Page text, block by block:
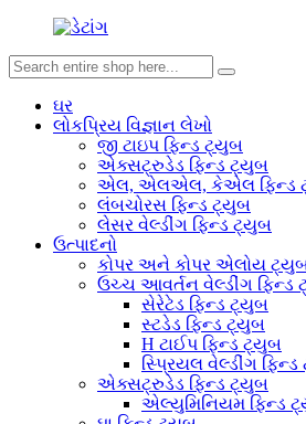
ઘર
લોકપ્રિય વિજ્ઞાન લેખો
જી ટાઇપ ફિન્ડ ટ્યુબ
એક્સટ્રુડેડ ફિન્ડ ટ્યુબ
એલ, એલએલ, કેએલ ફિન્ડ
લંબચોરસ ફિન્ડ ટ્યુબ
લેસર વેલ્ડીંગ ફિન્ડ ટ્યુબ
ઉત્પાદનો
કોપર અને કોપર એલોય
ઉચ્ચ આવર્તન વેલ્ડીંગ ફિન્ડ
સેરેટેડ ફિન્ડ ટ્યુબ
સ્ટડેડ ફિન્ડ ટ્યુબ
H ટાઈપ ફિન્ડ ટ્યુબ
સ્પ્રિયલ વેલ્ડીંગ
એક્સટ્રુડેડ ફિન્ડ ટ્યુબ
એલ્યુમિનિયમ ફિન્ડ